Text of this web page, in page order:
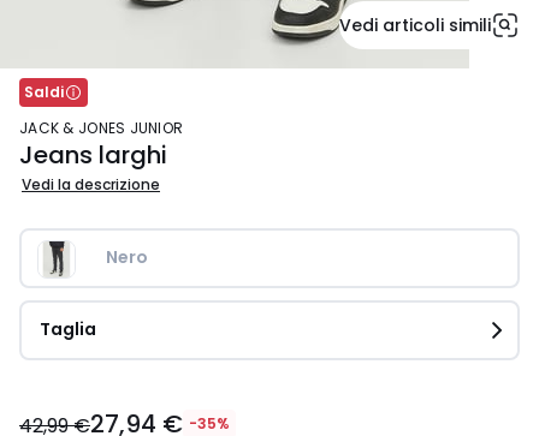
Vedi articoli simili
Saldi
JACK & JONES JUNIOR
Jeans larghi
Vedi la descrizione
Nero
Taglia
€
42,99 €27,94 € -35%